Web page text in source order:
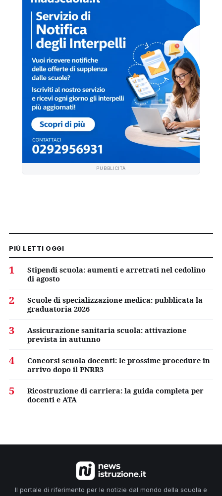
PUBBLICITÀ
PIÙ LETTI OGGI
1
Stipendi scuola: aumenti e arretrati nel cedolino
di agosto
2
Scuole di specializzazione medica: pubblicata la
graduatoria 2026
3
Assicurazione sanitaria scuola: attivazione
prevista in autunno
4
Concorsi scuola docenti: le prossime procedure in
arrivo dopo il PNRR3
5
Ricostruzione di carriera: la guida completa per
docenti e ATA
Il portale di riferimento per le notizie dal mondo della scuola e